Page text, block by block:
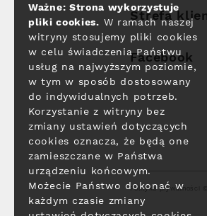
Strefa
Facebook
Polityka prywatności
Ważne: Strona wykorzystuje
pliki cookies. W ramach naszej
witryny stosujemy pliki cookies
w celu świadczenia Państwu
usług na najwyższym poziomie,
w tym w sposób dostosowany
do indywidualnych potrzeb.
Korzystanie z witryny bez
zmiany ustawień dotyczących
cookies oznacza, że będą one
zamieszczane w Państwa
urządzeniu końcowym.
Możecie Państwo dokonać w
każdym czasie zmiany